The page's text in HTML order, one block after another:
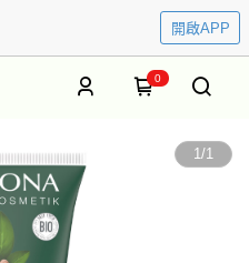
開啟APP
0
1/1